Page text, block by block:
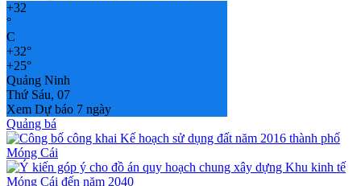
+32
°
C
+32°
+25°
Quảng Ninh
Thứ Sáu, 07
Xem Dự báo 7 ngày
Quảng bá